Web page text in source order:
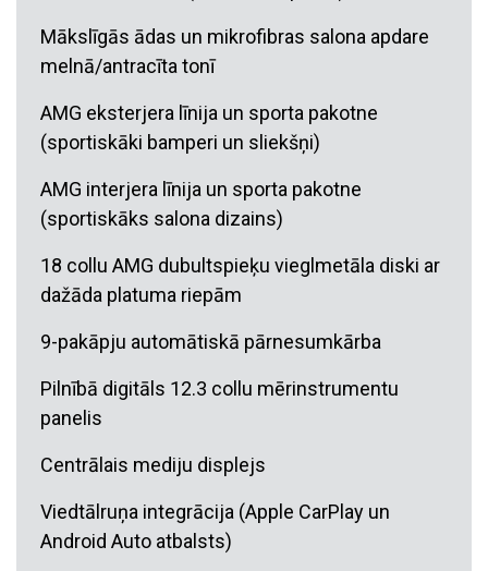
Mākslīgās ādas un mikrofibras salona apdare
melnā/antracīta tonī
AMG eksterjera līnija un sporta pakotne
(sportiskāki bamperi un sliekšņi)
AMG interjera līnija un sporta pakotne
(sportiskāks salona dizains)
18 collu AMG dubultspieķu vieglmetāla diski ar
dažāda platuma riepām
9-pakāpju automātiskā pārnesumkārba
Pilnībā digitāls 12.3 collu mērinstrumentu
panelis
Centrālais mediju displejs
Viedtālruņa integrācija (Apple CarPlay un
Android Auto atbalsts)